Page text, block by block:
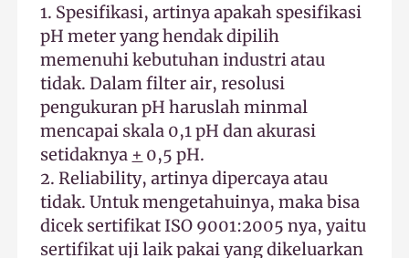
1. Spesifikasi, artinya apakah spesifikasi
pH meter yang hendak dipilih
memenuhi kebutuhan industri atau
tidak. Dalam filter air, resolusi
pengukuran pH haruslah minmal
mencapai skala 0,1 pH dan akurasi
setidaknya + 0,5 pH.
2. Reliability, artinya dipercaya atau
tidak. Untuk mengetahuinya, maka bisa
dicek sertifikat ISO 9001:2005 nya, yaitu
sertifikat uji laik pakai yang dikeluarkan